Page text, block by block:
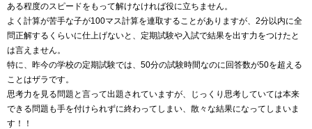
ある程度のスピードをもって解けなければ役に立ちません。
よく計算が苦手な子が100マス計算を連取することがありますが、2分以内に全
問正解するくらいに仕上げないと、定期試験や入試で結果を出す力をつけたと
は言えません。
特に、昨今の学校の定期試験では、50分の試験時間なのに回答数が50を超える
ことはザラです。
思考力を見る問題と言って出題されていますが、じっくり思考していては本来
できる問題も手を付けられずに終わってしまい、散々な結果になってしまいま
す！！